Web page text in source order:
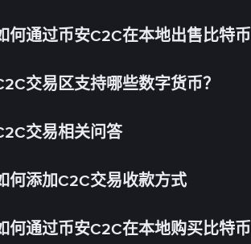
何通过币安C2C在本地出售比特币
交易区支持哪些数字货币？
交易相关问答
何添加C2C交易收款方式
何通过币安C2C在本地购买比特币